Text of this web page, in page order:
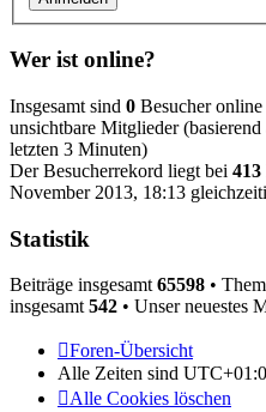
Wer ist online?
Insgesamt sind 0 Besucher
unsichtbare Mitglieder
letzten 3 Minuten)
Der Besucherrekord liegt bei 413
November 2013, 18:13
Statistik
Beiträge insgesamt 65598 •
insgesamt 542 • Unser neuestes
Foren-Übersicht
Alle Zeiten sind
Alle Cookies löschen